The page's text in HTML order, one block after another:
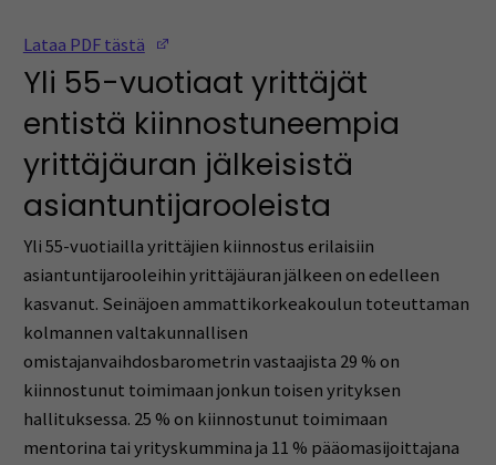
Lataa PDF tästä
Yli 55-vuotiaat yrittäjät
entistä kiinnostuneempia
yrittäjäuran jälkeisistä
asiantuntijarooleista
Yli 55-vuotiailla yrittäjien kiinnostus erilaisiin
asiantuntijarooleihin yrittäjäuran jälkeen on edelleen
kasvanut. Seinäjoen ammattikorkeakoulun toteuttaman
kolmannen valtakunnallisen
omistajanvaihdosbarometrin vastaajista 29 % on
kiinnostunut toimimaan jonkun toisen yrityksen
hallituksessa. 25 % on kiinnostunut toimimaan
mentorina tai yrityskummina ja 11 % pääomasijoittajana